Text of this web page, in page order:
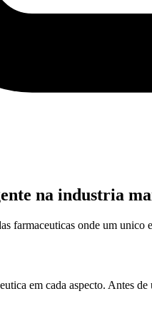
na industria
farmaceuticas onde um
em cada aspecto. Antes